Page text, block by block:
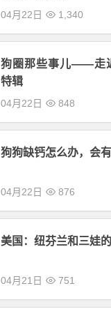
04月22日 1,340
狗圈那些事儿——走
特辑
04月22日 848
狗狗缺钙怎么办，会
04月22日 876
美国：纽芬兰和三娃
04月21日 751